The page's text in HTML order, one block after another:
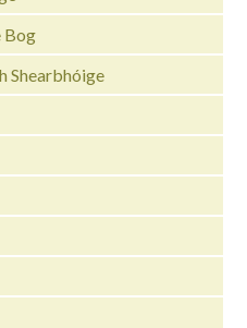
Bog
Shearbhóige